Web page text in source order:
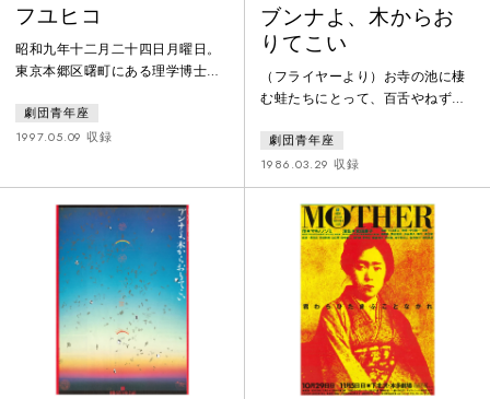
フユヒコ
昭和九年十二月二十四日月曜日。
東京本郷区曙町にある理学博士寺
しい顔で煙草をくわえている。別
に、怒っているわけではない。普
陽系宇宙のように取り囲む。そこ
に突然彗星の如く事件が飛び込ん
できた！小春日和に雲が差し、雨
からやがてしんしんと降る雪に変
わる。招き猫が見守る中、寺田家
の喜怒哀楽の一週間が過ぎてゆ
劇団青年座
1997.05.09 収録
ブンナよ、木からお
りてこい
（フライヤーより）お寺の池に棲
む蛙たちにとって、百舌やねずみ
い敵であった。何故こういう目に
あいつづけるのか──。頭をかかえ
こむばかりの老蛙たちをにがにが
しく思っていたブンナは、持ち前
の行動力を活かして、憧れの空を
めざし、椎の木に登る。しかしそ
こで彼が見たものは、それまで自
分の敵であった百舌やねずみや蛇
たちが、無残にも鳶の食糧となり
死んでゆく姿だった。敵の上には
劇団青年座
1986.03.29 収録